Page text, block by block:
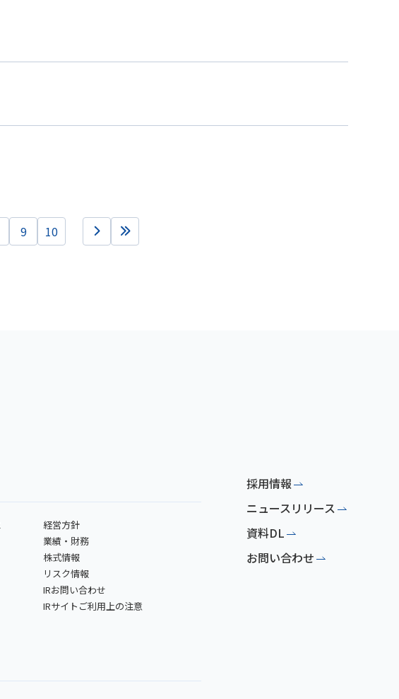
9 10
経営方針
業績・財務
株式情報
リスク情報
IRお問い合わせ
IRサイトご利用上の注意
採用情報
ニュースリリース
資料DL
お問い合わせ